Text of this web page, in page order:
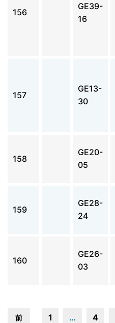
156
GE39-
16
157
GE13-
30
158
GE20-
05
159
GE28-
24
160
GE26-
03
前
1 … 4